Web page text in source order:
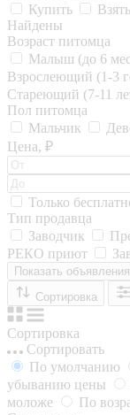
Купить
Найдены
Возраст питомца
Малыш (до 6
Взрослеющий (1-3
Стареющий (7-11
Пол питомца
Мальчик
Цена, ₽
Только
Тип продавца
Заводчик
РЕКО приют
Показать объявления
Сортировка
Сортировка
Сортировать
По умолчанию
убыванию цены
моложе
По